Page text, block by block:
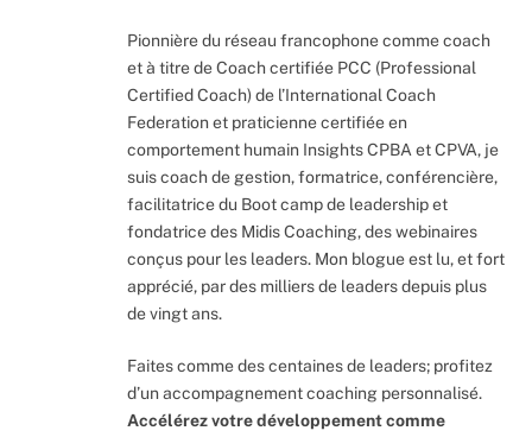
Pionnière du réseau francophone comme coach
et à titre de Coach certifiée PCC (Professional
Certified Coach) de l’International Coach
Federation et praticienne certifiée en
comportement humain Insights CPBA et CPVA, je
suis coach de gestion, formatrice, conférencière,
facilitatrice du Boot camp de leadership et
fondatrice des Midis Coaching, des webinaires
conçus pour les leaders. Mon blogue est lu, et fort
apprécié, par des milliers de leaders depuis plus
de vingt ans.
Faites comme des centaines de leaders; profitez
d’un accompagnement coaching personnalisé.
Accélérez votre développement comme